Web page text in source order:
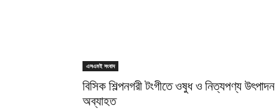
এসএমই সংবাদ
বিসিক শিল্পনগরী টংগীতে ওষুধ ও নিত্যপণ্য উৎপাদন
অব্যাহত